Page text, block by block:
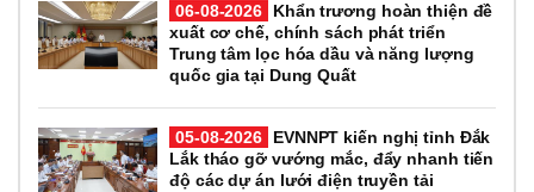
06-08-2026
Khẩn trương hoàn thiện đề
xuất cơ chế, chính sách phát triển
Trung tâm lọc hóa dầu và năng lượng
quốc gia tại Dung Quất
05-08-2026
EVNNPT kiến nghị tỉnh Đắk
Lắk tháo gỡ vướng mắc, đẩy nhanh tiến
độ các dự án lưới điện truyền tải